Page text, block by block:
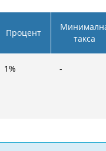
Процент
такса
1% -